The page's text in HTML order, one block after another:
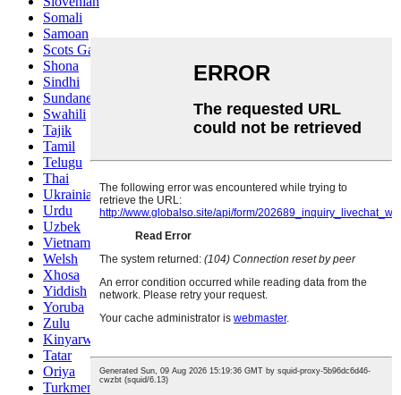
Somali
Samoan
Scots Gaelic
Shona
Sindhi
Sundanese
Swahili
Tajik
Tamil
Telugu
Thai
Ukrainian
Urdu
Uzbek
Vietnamese
Welsh
Xhosa
Yiddish
Yoruba
Zulu
Kinyarwanda
Tatar
Oriya
Turkmen